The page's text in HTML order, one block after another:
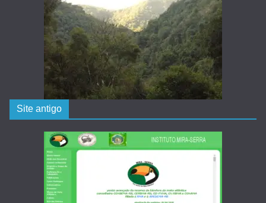
Site antigo